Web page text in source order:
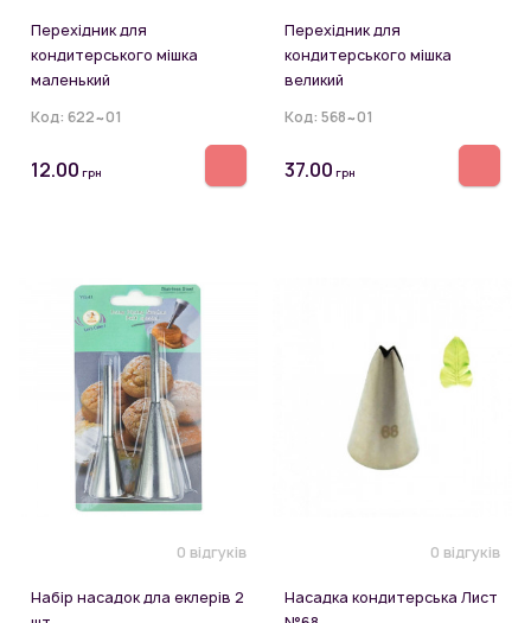
Перехідник для
кондитерського мішка
маленький
Код: 622~01
12.00 грн
Перехідник для
кондитерського мішка
великий
Код: 568~01
37.00 грн
0 відгуків
Набір насадок дла еклерів 2
0 відгуків
Насадка кондитерська Лист